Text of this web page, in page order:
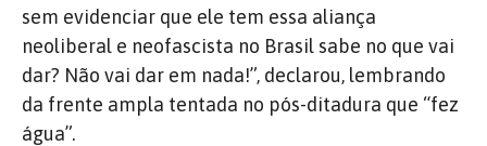
sem evidenciar que ele tem essa aliança
neoliberal e neofascista no Brasil sabe no que vai
dar? Não vai dar em nada!”, declarou, lembrando
da frente ampla tentada no pós-ditadura que “fez
água”.